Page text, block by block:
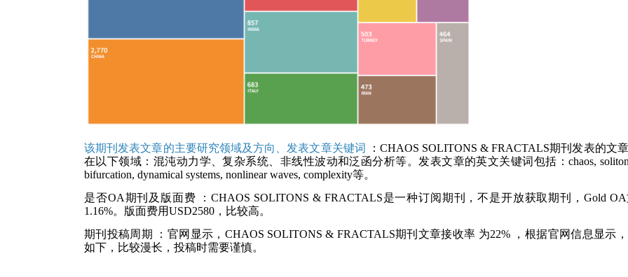
该期刊发表文章的主要研究领域及方向、发表文章关键词
：CHAOS SOLITONS & FRACTALS期刊发表的文
在以下领域：混沌动力学、复杂系统、非线性波动和泛函分析等。发表文章的英文关键词包括：chaos,
bifurcation, dynamical systems, nonlinear waves, complexity等。
是否OA期刊及版面费 ：CHAOS SOLITONS & FRACTALS是一种订阅期刊，不是开放获取期刊，Gold
1.16%。版面费用USD2580，比较高。
期刊投稿周期
：官网显示，CHAOS SOLITONS & FRACTALS期刊文章接收率 为22% ，根据官网信息显示
如下，比较漫长，投稿时需要谨慎。